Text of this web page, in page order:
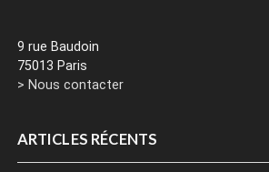
9 rue Baudoin
75013 Paris
> Nous contacter
ARTICLES RÉCENTS